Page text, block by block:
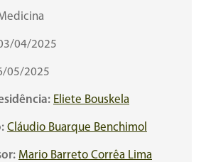
04/2025
05/2025
Eliete Bouskela
Cláudio Buarque Benchimol
Mario Barreto Corrêa Lima